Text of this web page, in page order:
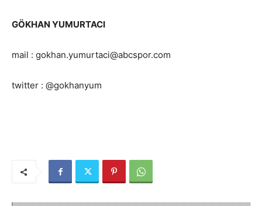
GÖKHAN YUMURTACI
mail : gokhan.yumurtaci@abcspor.com
twitter : @gokhanyum